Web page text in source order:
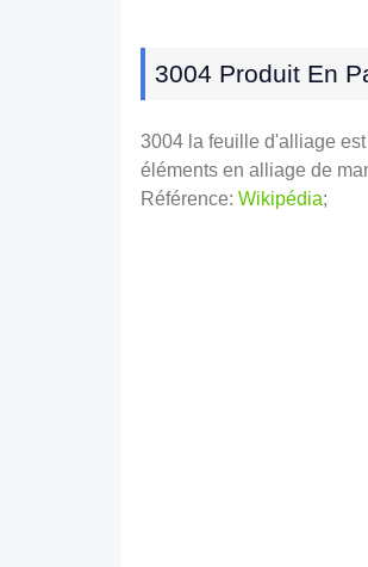
3004 Produit En
3004 la feuille d'alliage
éléments en alliage de
Référence: Wikipédia;